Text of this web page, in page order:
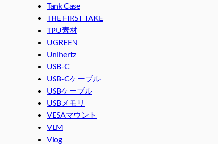
Tank Case
THE FIRST TAKE
TPU素材
UGREEN
Unihertz
USB-C
USB-Cケーブル
USBケーブル
USBメモリ
VESAマウント
VLM
Vlog